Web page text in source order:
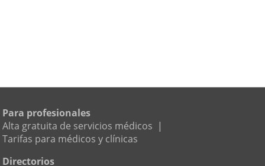
Para profesionales
Alta gratuita de servicios médicos |
Tarifas para médicos y clínicas
Directorios